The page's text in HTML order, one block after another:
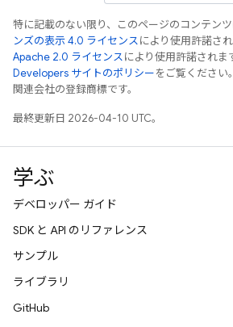
特に記載のない限り、このページのコンテン
ンズの表示 4.0 ライセンスにより使用許諾さ
Apache 2.0 ライセンスにより使用許諾されま
Developers サイトのポリシーをご覧くださ
関連会社の登録商標です。
最終更新日 2026-04-10 UTC。
学ぶ
デベロッパー ガイド
SDK と API のリファレンス
サンプル
ライブラリ
GitHub